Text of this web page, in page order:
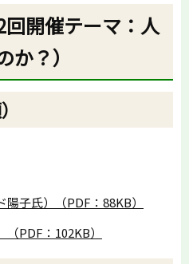
開催テーマ：人
？）
子氏）（PDF：88KB）
PDF：102KB）